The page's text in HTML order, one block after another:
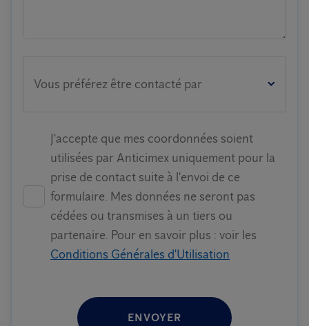
Vous préférez être contacté par
J'accepte que mes coordonnées soient
utilisées par Anticimex uniquement pour la
prise de contact suite à l'envoi de ce
formulaire. Mes données ne seront pas
cédées ou transmises à un tiers ou
partenaire. Pour en savoir plus : voir les
Conditions Générales d'Utilisation
ENVOYER